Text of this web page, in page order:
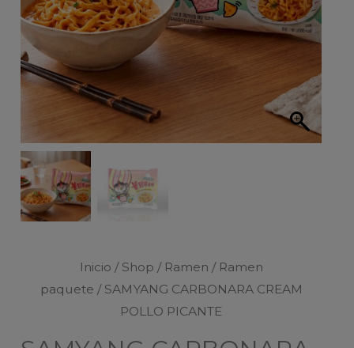
Inicio / Shop / Ramen / Ramen
paquete / SAMYANG CARBONARA CREAM
POLLO PICANTE